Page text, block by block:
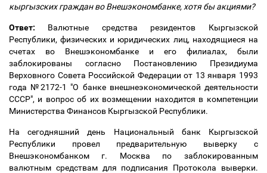
кыргызских граждан во Внешэкономбанке, хотя бы акциями?
Ответ: Валютные средства резидентов Кыргызской
Республики, физических и юридических лиц, находящиеся на
счетах во Внешэкономбанке и его филиалах, были
заблокированы согласно Постановлению Президиума
Верховного Совета Российской Федерации от 13 января 1993
года №2172-1 "О банке внешнеэкономической деятельности
СССР", и вопрос об их возмещении находится в компетенции
Министерства Финансов Кыргызской Республики.
На сегодняшний день Национальный банк Кыргызской
Республики провел предварительную выверку с
Внешэкономбанком г. Москва по заблокированным
валютным средствам для подписания Протокола выверки.